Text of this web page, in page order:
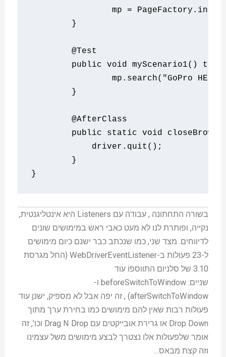
		mp
= PageFactory .
}
@Test
public void myScenario1()
		mp
. search( "GoPro
}
@AfterClass
public
static void
	    driver
. quit ();
}
}
בשורה התחתונה , עבודה עם Listeners היא אינטליגנטית,
נקייה, ופותרת לנו לא מעט כאבי ראש במימושים שונים
לדיווחים. מצד שני, כמו שנכתב כבר ישנם כיום מימושים
ל-23 פעולות ב-WebDriverEventListener (החל מגרסת
3.10 של סלניום התווספו עוד
שניים:beforeSwitchToWindow ו-
afterSwitchToWindow) , זה יפה אבל לא מספיק, ישנן עוד
פעולות רבות שאין להם מימושים כמו בחירת ערך מתוך
Drop Down או גרירת אובייקטים עם Drag N Drop וכו', זה
אומר שלפעולות אלו נצטרך לבצע מימושים משל עצמינו
וזה קצת מבאס…